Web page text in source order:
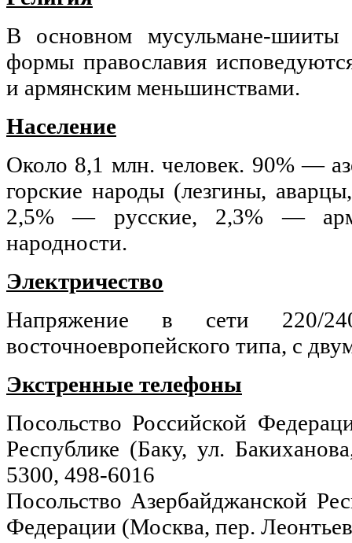
В основном мусульмане-
формы православия
и армянским меньшинствами.
Население
Около 8,1 млн. человек. 90% —
горские народы (лезгины,
2,5% — русские, 2,3% —
народности.
Электричество
Напряжение в сети 220/
восточноевропейского типа, с
Экстренные телефоны
Посольство Российской
Республике (Баку, ул.
5300, 498-6016
Посольство Азербайджанской
Федерации (Москва, пер.